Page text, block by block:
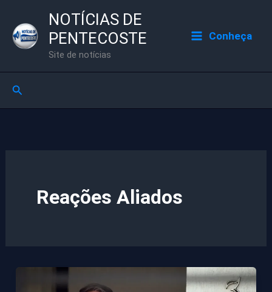
para
NOTÍCIAS DE
PENTECOSTE
Site de notícias
Conheça
Pesquisar
Reações Aliados